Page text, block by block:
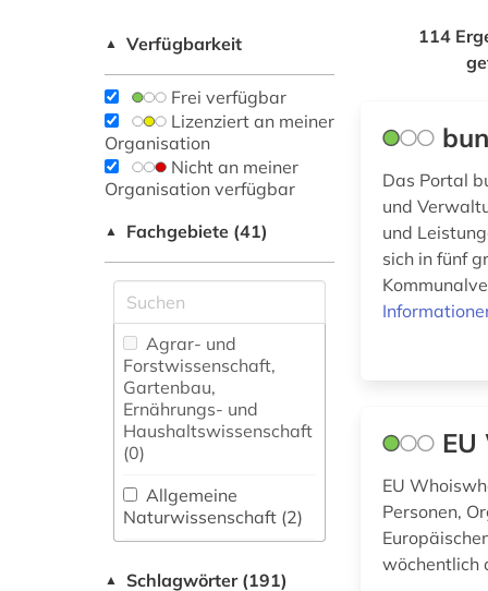
▲ Verfügbarkeit
Frei verfügbar
Lizenziert an meiner
Organisation
Nicht an meiner
Organisation verfügbar
▲ Fachgebiete (41)
Agrar- und
Forstwissenschaft,
Gartenbau,
Ernährungs- und
Haushaltswissenschaft
(0)
Allgemeine
Naturwissenschaft (2)
fachübergreifende
▲ Schlagwörter (191)
114
Das Portal
und
und
sich in fünf
EU
Personen,
wöchentlich